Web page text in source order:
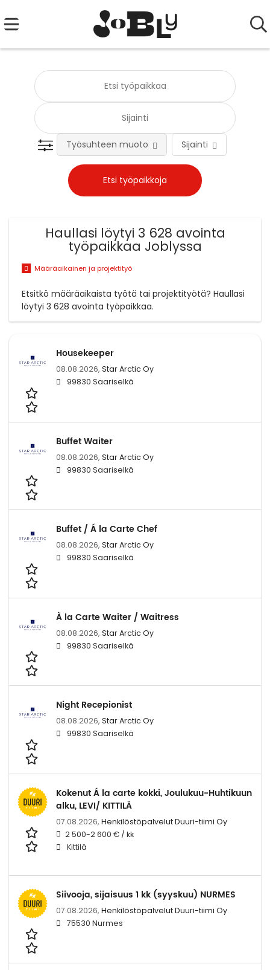
Työsuhteen muoto Sijainti
Haullasi löytyi 3 628 avointa
työpaikkaa Joblyssa
Määräaikainen ja projektityö
Etsitkö määräaikaista työtä tai projektityötä? Haullasi
löytyi 3 628 avointa työpaikkaa.
Housekeeper
08.08.2026, Star Arctic Oy
99830 Saariselkä
Buffet Waiter
08.08.2026, Star Arctic Oy
99830 Saariselkä
Buffet / Á la Carte Chef
08.08.2026, Star Arctic Oy
99830 Saariselkä
À la Carte Waiter / Waitress
08.08.2026, Star Arctic Oy
99830 Saariselkä
Night Recepionist
08.08.2026, Star Arctic Oy
99830 Saariselkä
Kokenut Á la carte kokki, Joulukuu-Huhtikuun
alku, LEVI/ KITTILÄ
07.08.2026, Henkilöstöpalvelut Duuri-tiimi Oy
2 500-2 600 € / kk
Kittilä
Siivooja, sijaisuus 1 kk (syyskuu) NURMES
07.08.2026, Henkilöstöpalvelut Duuri-tiimi Oy
75530 Nurmes